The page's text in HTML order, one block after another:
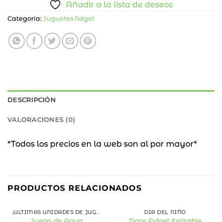
Añadir a la lista de deseos
Categoría: Juguetes fidget
DESCRIPCIÓN
VALORACIONES (0)
*Todos los precios en la web son al por mayor*
PRODUCTOS RELACIONADOS
OFF
¡ÚLTIMAS UNIDADES DE JUGUETES! DÍA DEL NIÑO